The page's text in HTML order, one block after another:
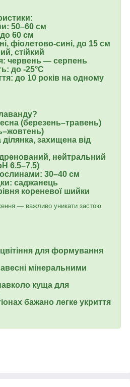
50–60 см
60 см
фіолетово-сині, до 15 см
стійкий
червень — серпень
до -25°C
до 10 років на одному
(березень–травень)
захищена від
нейтральний
6.5–7.5)
30–40 см
саджанець
кореневої шийки
— важливо уникати застою
для формування
мінеральними
куща для
бажано легке укриття